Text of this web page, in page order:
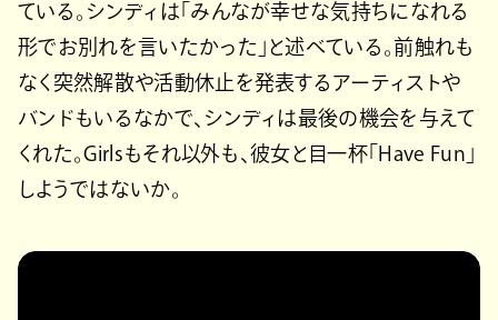
ている。シンディは「みんなが幸せな気持ちになれる
形でお別れを言いたかった」と述べている。前触れも
なく突然解散や活動休止を発表するアーティストや
バンドもいるなかで、シンディは最後の機会を与えて
くれた。Girlsもそれ以外も、彼女と目一杯「Have Fun」
しようではないか。